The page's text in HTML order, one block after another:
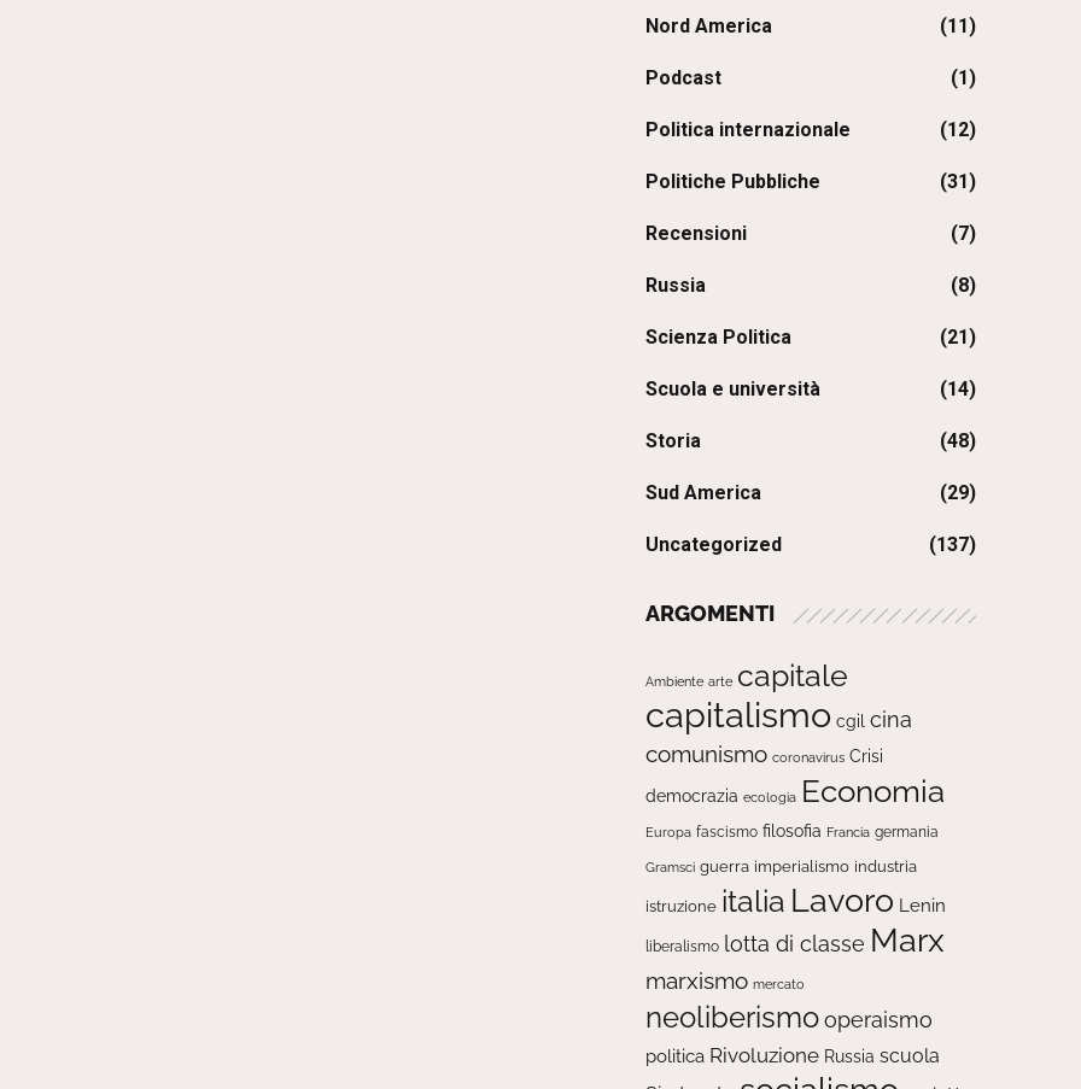
Nord America (11)
Podcast (1)
Politica internazionale (12)
Politiche Pubbliche (31)
Recensioni (7)
Russia (8)
Scienza Politica (21)
Scuola e università (14)
Storia (48)
Sud America (29)
Uncategorized (137)
ARGOMENTI
Ambiente arte capitale
capitalismo cgil cina
comunismo coronavirus Crisi
democrazia ecologia Economia
Europa fascismo filosofia Francia germania
Gramsci guerra imperialismo industria
istruzione italia Lavoro Lenin
liberalismo lotta di classe Marx
marxismo mercato
neoliberismooperaismo
politica Rivoluzione Russia scuola